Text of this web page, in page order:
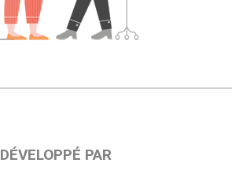
DÉVELOPPÉ PAR